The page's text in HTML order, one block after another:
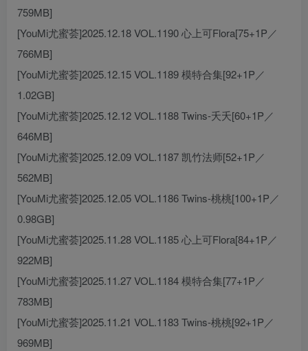
759MB]
[YouMi尤蜜荟]2025.12.18 VOL.1190 心上可Flora[75+1P／
766MB]
[YouMi尤蜜荟]2025.12.15 VOL.1189 模特合集[92+1P／
1.02GB]
[YouMi尤蜜荟]2025.12.12 VOL.1188 Twins-夭夭[60+1P／
646MB]
[YouMi尤蜜荟]2025.12.09 VOL.1187 凯竹法师[52+1P／
562MB]
[YouMi尤蜜荟]2025.12.05 VOL.1186 Twins-桃桃[100+1P／
0.98GB]
[YouMi尤蜜荟]2025.11.28 VOL.1185 心上可Flora[84+1P／
922MB]
[YouMi尤蜜荟]2025.11.27 VOL.1184 模特合集[77+1P／
783MB]
[YouMi尤蜜荟]2025.11.21 VOL.1183 Twins-桃桃[92+1P／
969MB]